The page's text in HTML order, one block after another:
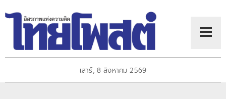
เสาร์, 8 สิงหาคม 2569